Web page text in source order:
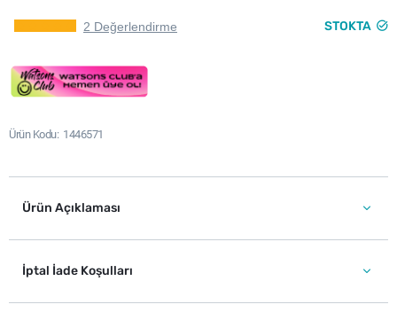
2 Değerlendirme STOKTA
Ürün Kodu 1446571
Ürün Açıklaması
İptal İade Koşulları